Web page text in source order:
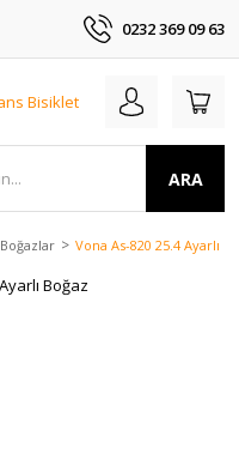
0232 369 09 63
ARA
Boğazlar Vona As-820 25.4 Ayarlı